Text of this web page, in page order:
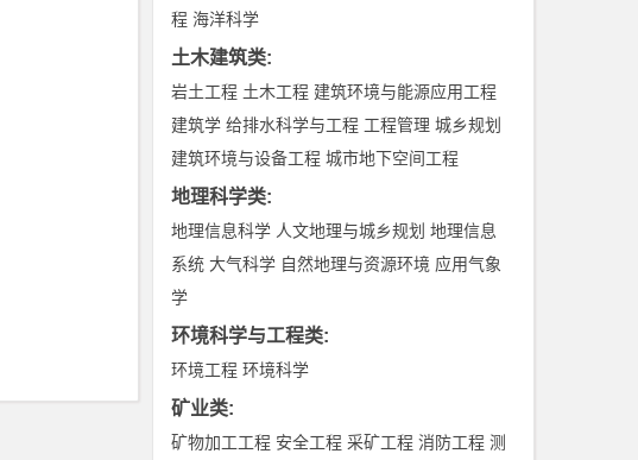
程 海洋科学
土木建筑类:
岩土工程 土木工程 建筑环境与能源应用工程
建筑学 给排水科学与工程 工程管理 城乡规划
建筑环境与设备工程 城市地下空间工程
地理科学类:
地理信息科学 人文地理与城乡规划 地理信息
系统 大气科学 自然地理与资源环境 应用气象
学
环境科学与工程类:
环境工程 环境科学
矿业类:
矿物加工工程 安全工程 采矿工程 消防工程 测